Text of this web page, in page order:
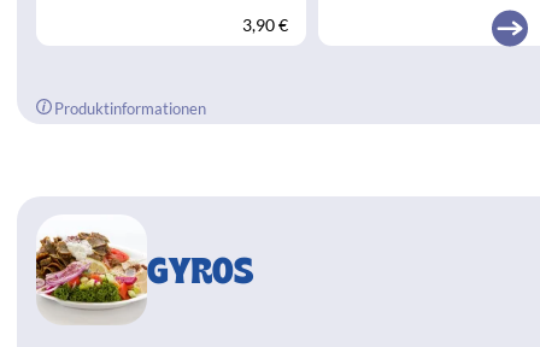
3,90 €
Produktinformationen
GYROS